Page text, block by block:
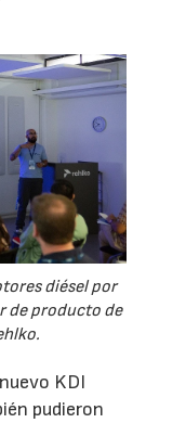
diésel por
de producto de
KDI
pudieron